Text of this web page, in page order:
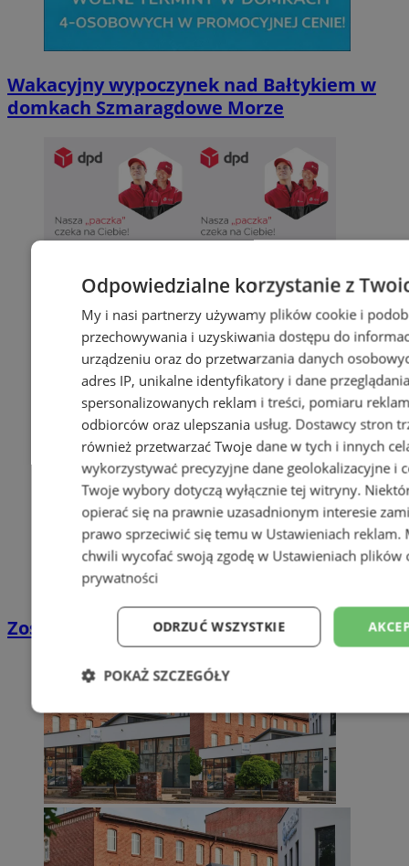
Wakacyjny wypoczynek nad Bałtykiem w
domkach Szmaragdowe Morze
Zostań kierowcą w DPD
Odpowiedzialne korzystanie z
My i nasi partnerzy używamy plików cookie i
przechowywania i uzyskiwania dostępu do
urządzeniu oraz do przetwarzania danych
adres IP, unikalne identyfikatory i dane
spersonalizowanych reklam i treści, pomiaru
odbiorców oraz ulepszania usług. Dostawcy stron
również przetwarzać Twoje dane w tych i innych
wykorzystywać precyzyjne dane geolokalizacyjne i
Twoje wybory dotyczą wyłącznie tej witryny.
opierać się na prawnie uzasadnionym interesie
prawo sprzeciwić się temu w Ustawieniach reklam.
chwili wycofać swoją zgodę w Ustawieniach plików
prywatności
ODRZUĆ WSZYSTKIE
POKAŻ SZCZEGÓŁY
Niezbędne Wydajność
Niesklasyfikowane